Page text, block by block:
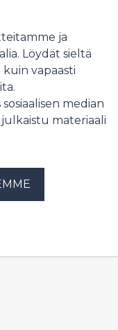
suunnittelu
on merkittävä
ja eri puolilta
eläimiä
säilymistä.
olivat mukana
Huoltopalveluiden
toimii
ja
ja
Löydät sieltä
vapaasti
median
materiaali